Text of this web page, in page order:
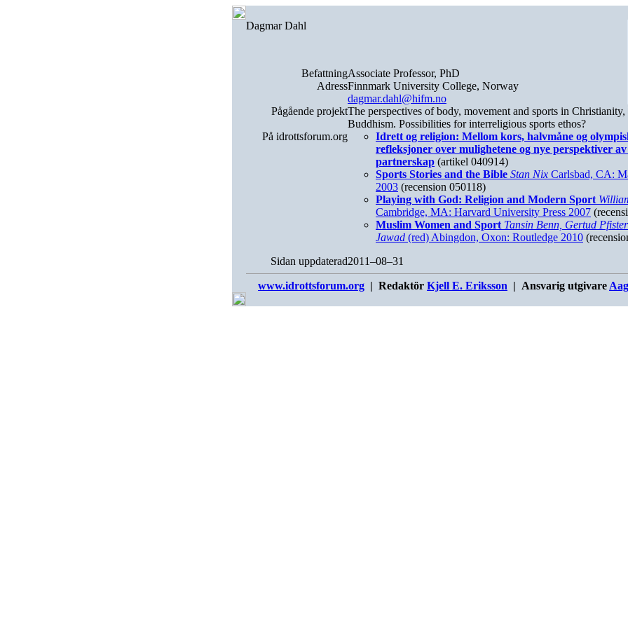
Dagmar Dahl
BefattningAssociate Professor, PhD
AdressFinnmark University College, Norway
dagmar.dahl@hifm.no
Pågående projektThe perspectives of body, movement and sports in Christianity,
Buddhism. Possibilities for interreligious sports ethos?
På idrottsforum.org
Idrett og religion: Mellom kors, halvmåne og
refleksjoner over mulighetene og nye perspektiver
partnerskap (artikel 040914)
Sports Stories and the Bible Stan Nix Carlsbad, CA:
2003 (recension 050118)
Playing with God: Religion and Modern Sport
Cambridge, MA: Harvard University Press 2007
Muslim Women and Sport Tansin Benn, Gertud
Jawad (red) Abingdon, Oxon: Routledge 2010
Sidan uppdaterad2011–08–31
www.idrottsforum.org | Redaktör Kjell E. Eriksson | Ansvarig utgivare